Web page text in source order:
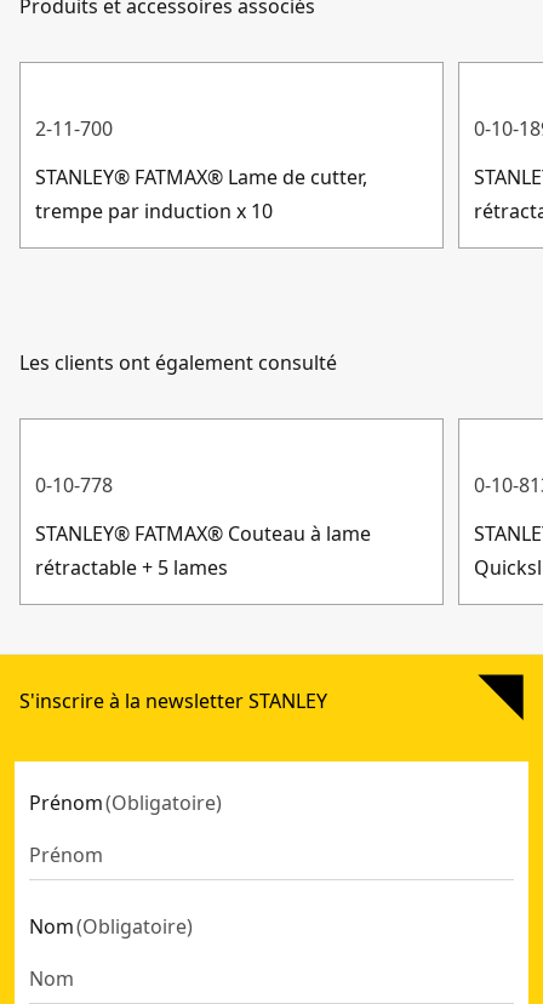
lames de rechange.
Livré avec trois lames de cutter STANLEY® FATMAX®
trempées par induction : prêtes à l'emploi
poignée
Afficher plus
Service client
Produits et accessoires associés
2-11-700
STANLEY® FATMAX® Lame de cutter,
trempe par induction x 10
0-10-
Les clients ont également consulté
0-10-778
STANLEY® FATMAX® Couteau à lame
rétractable + 5 lames
0-10-
S'inscrire à la newsletter STANLEY
Prénom(Obligatoire)
Nom(Obligatoire)